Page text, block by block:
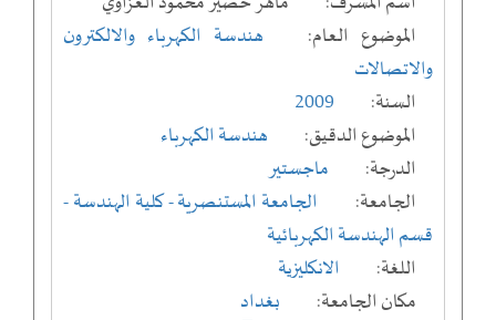
الموضوع العام:
هندسة الكهرباء والالكترون
والاتصالات
السنة:
2009
الموضوع الدقيق:
هندسة الكهرباء
الدرجة:
ماجستير
الجامعة:
الجامعة المستنصرية- كلية الهندسة-
قسم الهندسة الكهربائية
اللغة:
الانكليزية
مكان الجامعة:
بغداد